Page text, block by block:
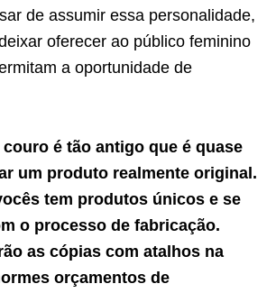
de assumir essa personalidade,
oferecer ao público feminino
a oportunidade de
é tão antigo que é quase
um produto realmente original.
tem produtos únicos e se
o processo de fabricação.
as cópias com atalhos na
orçamentos de